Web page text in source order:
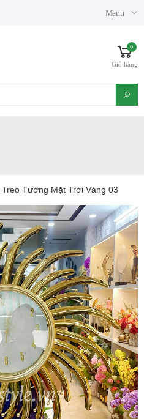
Menu
0
Giỏ hàng
Tường Mặt Trời Vàng 03